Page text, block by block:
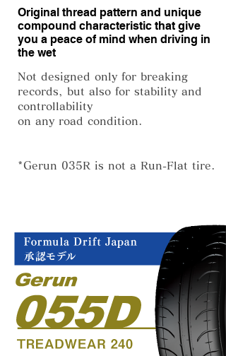
Original thread pattern and unique
compound characteristic that give
you a peace of mind when driving in
the wet
Not designed only for breaking
records, but also for stability and
controllability
on any road condition.
*Gerun 035R is not a Run-Flat tire.